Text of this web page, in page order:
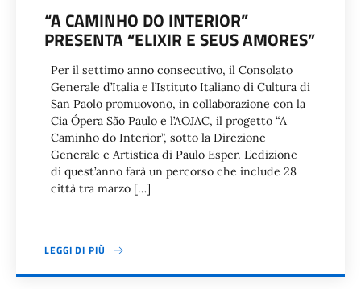
“A CAMINHO DO INTERIOR”
PRESENTA “ELIXIR E SEUS AMORES”
Per il settimo anno consecutivo, il Consolato
Generale d’Italia e l’Istituto Italiano di Cultura di
San Paolo promuovono, in collaborazione con la
Cia Ópera São Paulo e l’AOJAC, il progetto “A
Caminho do Interior”, sotto la Direzione
Generale e Artistica di Paulo Esper. L’edizione
di quest’anno farà un percorso che include 28
città tra marzo […]
LEGGI DI PIÙ